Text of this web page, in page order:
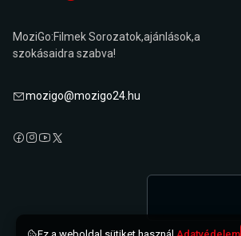
MoziGo:Filmek Sorozatok,ajánlások,a
szokásaidra szabva!
mozigo@mozigo24.hu